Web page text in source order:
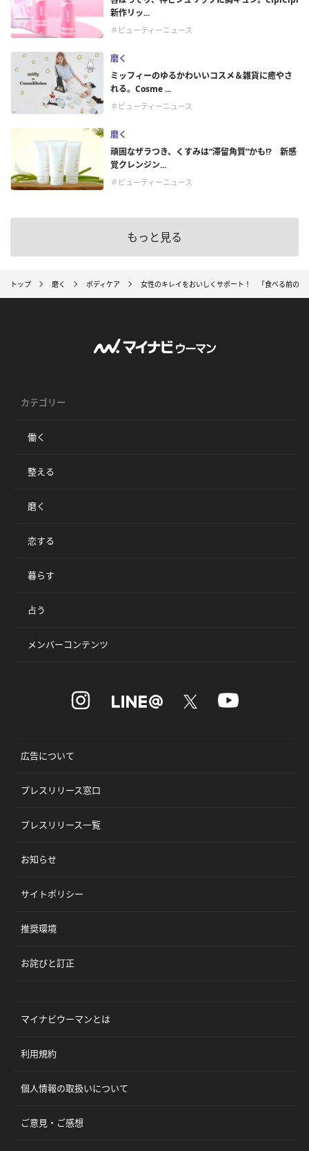
新作リッ...
＃ビューティーニュース
磨く
ミッフィーのゆるかわいいコスメ＆雑貨に癒やさ
れる。Cosme ...
＃ビューティーニュース
磨く
頑固なザラつき、くすみは“滞留角質”かも!? 新感
覚クレンジン...
＃ビューティーニュース
もっと見る
トップ 磨く ボディケア 女性のキレイをおいしくサポート！ 「食べる前の
カテゴリー
働く
整える
磨く
恋する
暮らす
占う
メンバーコンテンツ
広告について
プレスリリース窓口
プレスリリース一覧
お知らせ
サイトポリシー
推奨環境
お詫びと訂正
マイナビウーマンとは
利用規約
個人情報の取扱いについて
ご意見・ご感想